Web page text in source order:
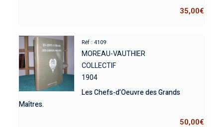
35,00€
Réf : 4109
MOREAU-VAUTHIER
COLLECTIF
1904
Les Chefs-d’Oeuvre des Grands
Maîtres.
50,00€